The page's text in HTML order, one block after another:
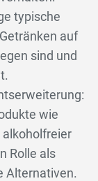
typische
auf
sind und
wie
alkoholfreier
Rolle als
Alternativen.